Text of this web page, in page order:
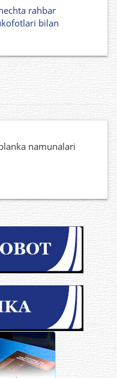
rahbar
bilan
namunalari